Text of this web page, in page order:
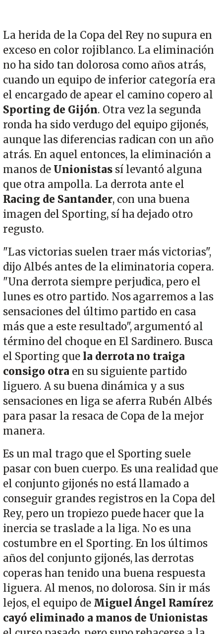
La herida de la Copa del Rey no supura en
exceso en color rojiblanco. La eliminación
no ha sido tan dolorosa como años atrás,
cuando un equipo de inferior categoría era
el encargado de apear el camino copero al
Sporting de Gijón. Otra vez la segunda
ronda ha sido verdugo del equipo gijonés,
aunque las diferencias radican con un año
atrás. En aquel entonces, la eliminación a
manos de Unionistassí levantó alguna
que otra ampolla. La derrota ante el
Racing de Santander, con una buena
imagen del Sporting, sí ha dejado otro
regusto.
"Las victorias suelen traer más victorias",
dijo Albés antes de la eliminatoria copera.
"Una derrota siempre perjudica, pero el
lunes es otro partido. Nos agarremos a las
sensaciones del último partido en casa
más que a este resultado", argumentó al
término del choque en El Sardinero. Busca
el Sporting quela derrota no traiga
consigo otra en su siguiente partido
liguero. A su buena dinámica y a sus
sensaciones en liga se aferra Rubén Albés
para pasar la resaca de Copa de la mejor
manera.
Es un mal trago que el Sporting suele
pasar con buen cuerpo. Es una realidad que
el conjunto gijonés no está llamado a
conseguir grandes registros en la Copa del
Rey, pero un tropiezo puede hacer que la
inercia se traslade a la liga. No es una
costumbre en el Sporting. En los últimos
años del conjunto gijonés, las derrotas
coperas han tenido una buena respuesta
liguera. Al menos, no dolorosa. Sin ir más
lejos, el equipo de Miguel Ángel Ramírez
cayó eliminado a manos de Unionistas